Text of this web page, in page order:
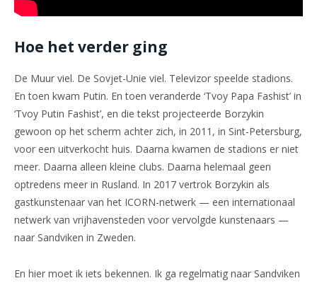
Hoe het verder ging
De Muur viel. De Sovjet-Unie viel. Televizor speelde stadions.
En toen kwam Putin. En toen veranderde ‘Tvoy Papa Fashist’ in
‘Tvoy Putin Fashist’, en die tekst projecteerde Borzykin
gewoon op het scherm achter zich, in 2011, in Sint-Petersburg,
voor een uitverkocht huis. Daarna kwamen de stadions er niet
meer. Daarna alleen kleine clubs. Daarna helemaal geen
optredens meer in Rusland. In 2017 vertrok Borzykin als
gastkunstenaar van het ICORN-netwerk — een internationaal
netwerk van vrijhavensteden voor vervolgde kunstenaars —
naar Sandviken in Zweden.
En hier moet ik iets bekennen. Ik ga regelmatig naar Sandviken